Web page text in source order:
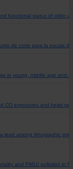
functional status of older
de corte para la escala
in young, middle age and
CO exposures and heart
lead among lithographic
and PM10 pollution in